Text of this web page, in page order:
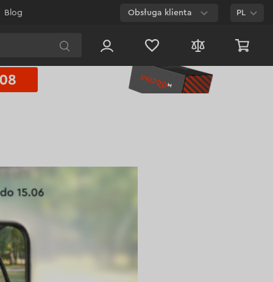
Blog Obsługa klienta
Czat na
stronie
PL